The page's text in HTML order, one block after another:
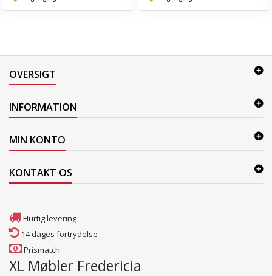
OVERSIGT
INFORMATION
MIN KONTO
KONTAKT OS
Hurtig levering
14 dages fortrydelse
Prismatch
XL Møbler Fredericia